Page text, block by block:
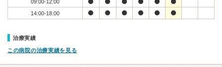
09:00-12:00
14:00-18:00
治療実績
この病院の治療実績を見る